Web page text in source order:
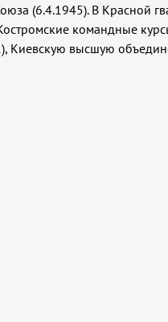
(6.4.1945). В Красной
командные
Киевскую высшую